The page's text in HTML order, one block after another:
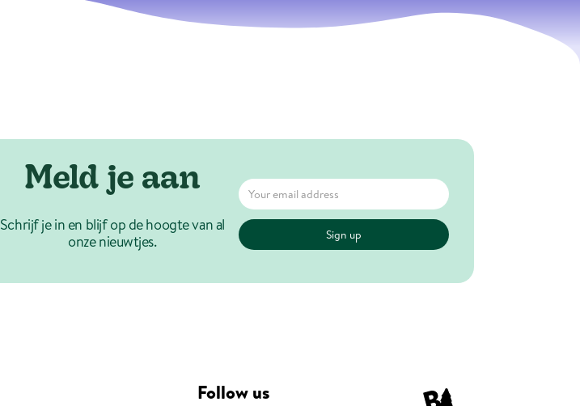
Meld je aan
Schrijf je in en blijf op de hoogte van al
onze nieuwtjes.
Follow us